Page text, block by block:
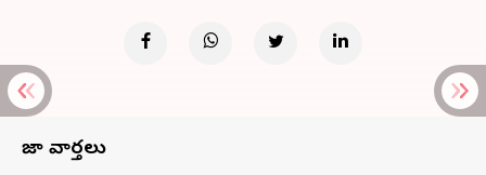
తాజా వార్తలు